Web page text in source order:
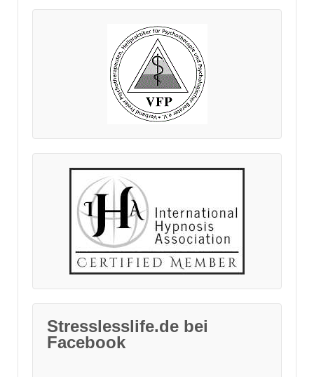
Stresslesslife.de bei
Facebook